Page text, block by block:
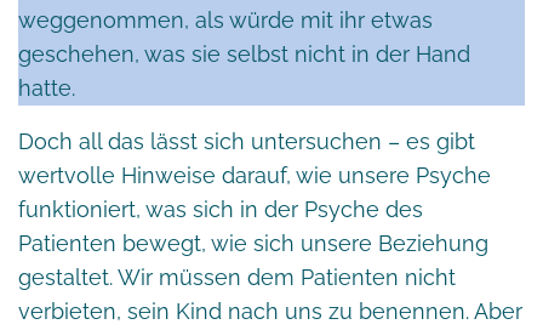
weggenommen, als würde mit ihr etwas
geschehen, was sie selbst nicht in der Hand
hatte.
Doch all das lässt sich untersuchen – es gibt
wertvolle Hinweise darauf, wie unsere Psyche
funktioniert, was sich in der Psyche des
Patienten bewegt, wie sich unsere Beziehung
gestaltet. Wir müssen dem Patienten nicht
verbieten, sein Kind nach uns zu benennen. Aber